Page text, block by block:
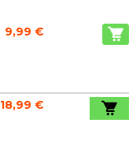
9,99 €
18,99 €